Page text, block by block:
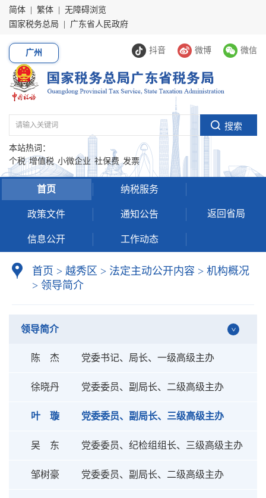
简体 繁体
无障碍浏览
国家税务总局
广东省人民政府
抖音 微博 微信
广州
本站热词：
个税 增值税 小微企业 社保费 发票
首页 纳税服务
政策文件 通知公告
信息公开 工作动态
返回省局
首页 > 越秀区 > 法定主动公开内容 > 机构概况
> 领导简介
领导简介
陈 杰 党委书记、局长、一级高级主办
徐晓丹 党委委员、副局长、二级高级主办
叶 璇 党委委员、副局长、三级高级主办
吴 东 党委委员、纪检组组长、三级高级主办
邹树豪 党委委员、副局长、二级高级主办